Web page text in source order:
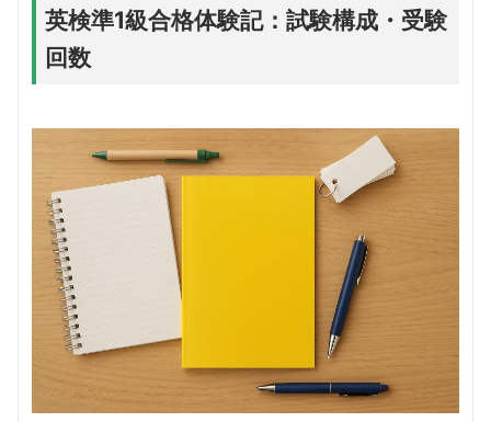
英検準1級合格体験記：試験構成・受験
回数